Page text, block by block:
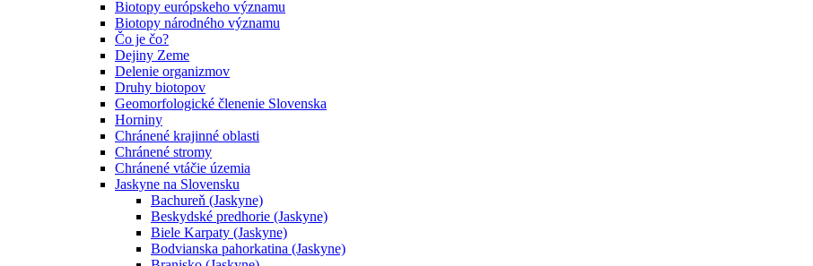
Biotopy európskeho významu
Biotopy národného významu
Čo je čo?
Dejiny Zeme
Delenie organizmov
Druhy biotopov
Geomorfologické členenie Slovenska
Horniny
Chránené krajinné oblasti
Chránené stromy
Chránené vtáčie územia
Jaskyne na Slovensku
Bachureň (Jaskyne)
Beskydské predhorie (Jaskyne)
Biele Karpaty (Jaskyne)
Bodvianska pahorkatina (Jaskyne)